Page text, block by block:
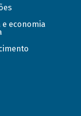
e economia